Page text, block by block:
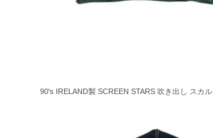
90's IRELAND製 SCREEN STARS 吹き出し スカル